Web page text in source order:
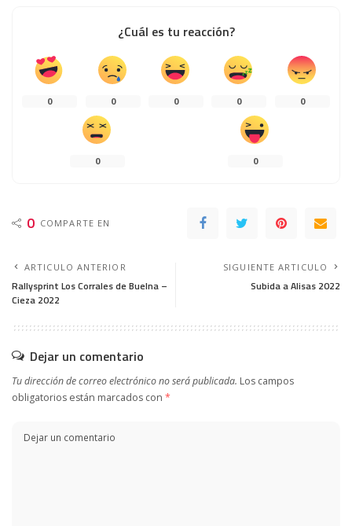
¿Cuál es tu reacción?
0 0 0 0 0
0 0
0 COMPARTE EN
ARTICULO ANTERIOR
Rallysprint Los Corrales de Buelna –
Cieza 2022
SIGUIENTE ARTICULO
Subida a Alisas 2022
Dejar un comentario
Tu dirección de correo electrónico no será publicada. Los campos
obligatorios están marcados con *